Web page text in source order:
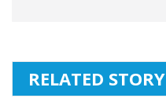
RELATED STORY